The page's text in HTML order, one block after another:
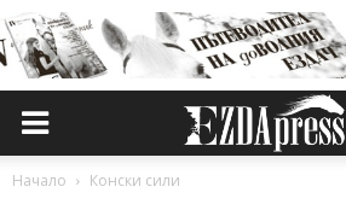
Начало Конски сили